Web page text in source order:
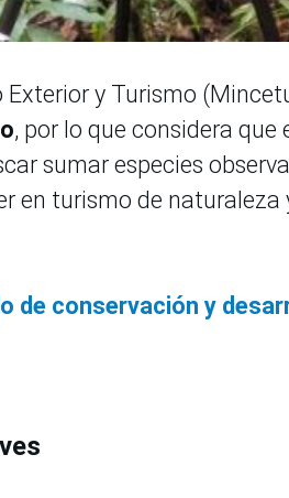
Exterior y Turismo
, por lo que considera
sumar especies
en turismo de
de conservación y